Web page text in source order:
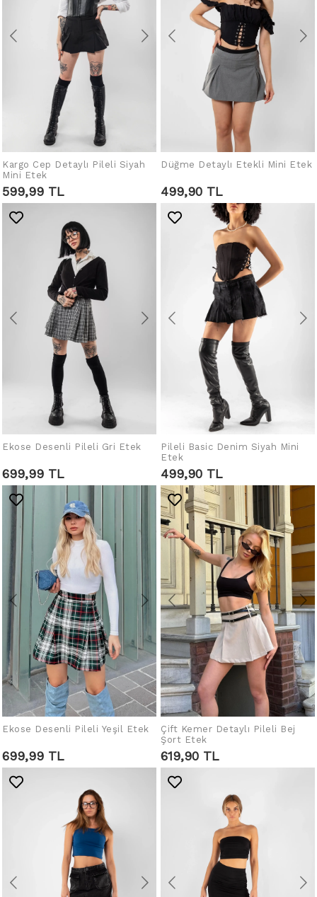
SEPETE EKLE
Kargo Cep Detaylı Pileli Siyah
Mini Etek
599,99 TL
SEPETE EKLE
Düğme Detaylı Etekli Mini Etek
499,90 TL
SEPETE EKLE
Ekose Desenli Pileli Gri Etek
699,99 TL
SEPETE EKLE
Pileli Basic Denim Siyah Mini
Etek
499,90 TL
SEPETE EKLE
Ekose Desenli Pileli Yeşil Etek
699,99 TL
SEPETE EKLE
Çift Kemer Detaylı Pileli Bej
Şort Etek
619,90 TL